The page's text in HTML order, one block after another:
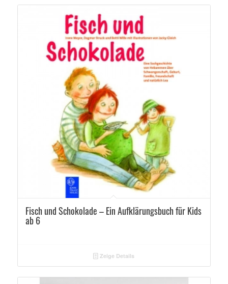
Fisch und Schokolade – Ein Aufklärungsbuch für Kids
ab 6
Zeige Details